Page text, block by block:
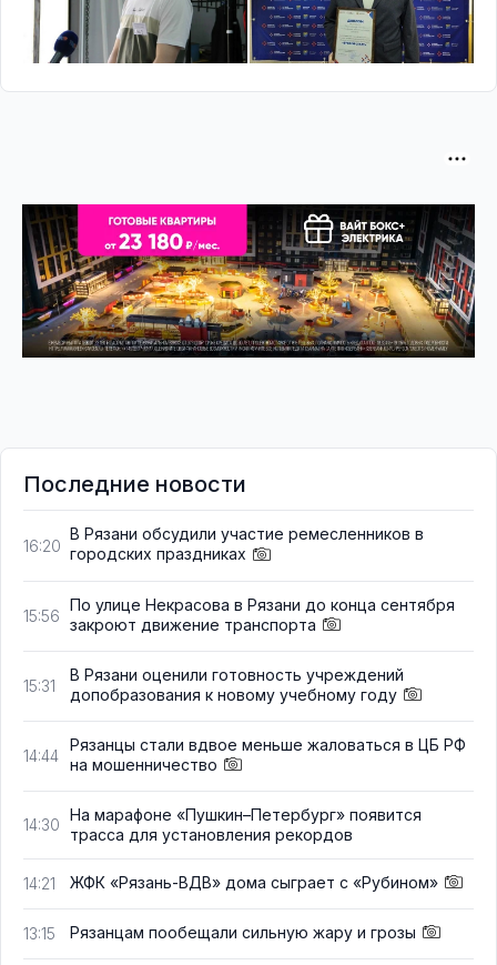
Последние новости
16:20
В Рязани обсудили участие ремесленников в
городских праздниках
15:56
По улице Некрасова в Рязани до конца сентября
закроют движение транспорта
15:31
В Рязани оценили готовность учреждений
допобразования к новому учебному году
14:44
Рязанцы стали вдвое меньше жаловаться в ЦБ РФ
на мошенничество
14:30
На марафоне «Пушкин–Петербург» появится
трасса для установления рекордов
14:21 ЖФК «Рязань-ВДВ» дома сыграет с «Рубином»
13:15 Рязанцам пообещали сильную жару и грозы